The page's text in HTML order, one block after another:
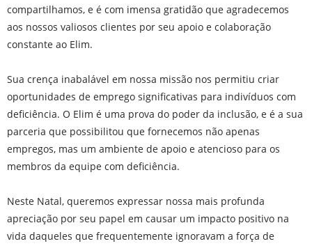
compartilhamos, e é com imensa gratidão que agradecemos
aos nossos valiosos clientes por seu apoio e colaboração
constante ao Elim.
Sua crença inabalável em nossa missão nos permitiu criar
oportunidades de emprego significativas para indivíduos com
deficiência. O Elim é uma prova do poder da inclusão, e é a sua
parceria que possibilitou que fornecemos não apenas
empregos, mas um ambiente de apoio e atencioso para os
membros da equipe com deficiência.
Neste Natal, queremos expressar nossa mais profunda
apreciação por seu papel em causar um impacto positivo na
vida daqueles que frequentemente ignoravam a força de